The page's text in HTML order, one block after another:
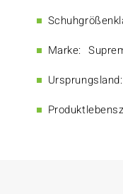
Marke:
Ursprungsland: